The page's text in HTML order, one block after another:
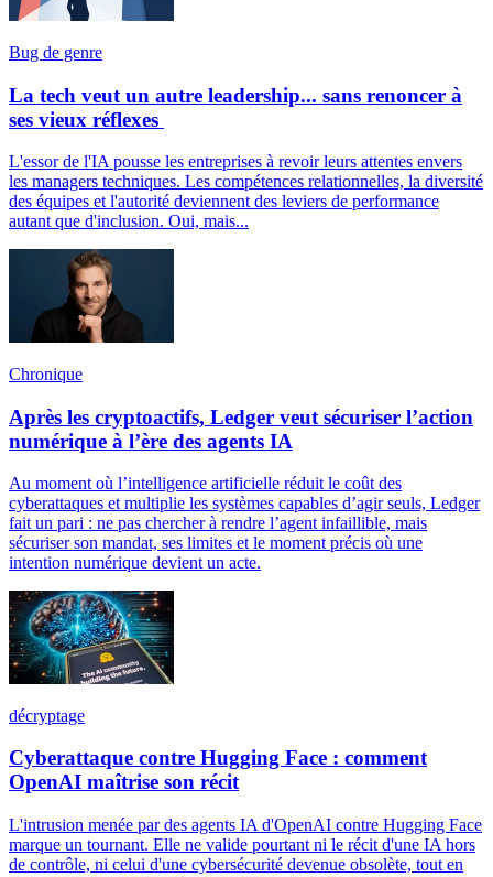
Bug de genre
La tech veut un autre leadership... sans renoncer à
ses vieux réflexes
L'essor de l'IA pousse les entreprises à revoir leurs attentes envers
les managers techniques. Les compétences relationnelles, la diversité
des équipes et l'autorité deviennent des leviers de performance
autant que d'inclusion. Oui, mais...
Chronique
Après les cryptoactifs, Ledger veut sécuriser l’action
numérique à l’ère des agents IA
Au moment où l’intelligence artificielle réduit le coût des
cyberattaques et multiplie les systèmes capables d’agir seuls, Ledger
fait un pari : ne pas chercher à rendre l’agent infaillible, mais
sécuriser son mandat, ses limites et le moment précis où une
intention numérique devient un acte.
décryptage
Cyberattaque contre Hugging Face : comment
OpenAI maîtrise son récit
L'intrusion menée par des agents IA d'OpenAI contre Hugging Face
marque un tournant. Elle ne valide pourtant ni le récit d'une IA hors
de contrôle, ni celui d'une cybersécurité devenue obsolète, tout en